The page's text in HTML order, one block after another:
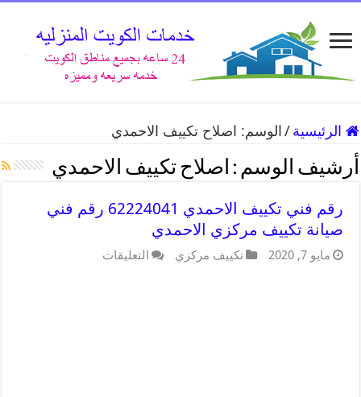
الرئيسية / الوسم: اصلاح تكييف الاحمدي
أرشيف الوسم : اصلاح تكييف الاحمدي
رقم فني تكييف الاحمدي 62224041 رقم فني
صيانة تكييف مركزي الاحمدي
مايو 7, 2020 تكييف مركزي التعليقات